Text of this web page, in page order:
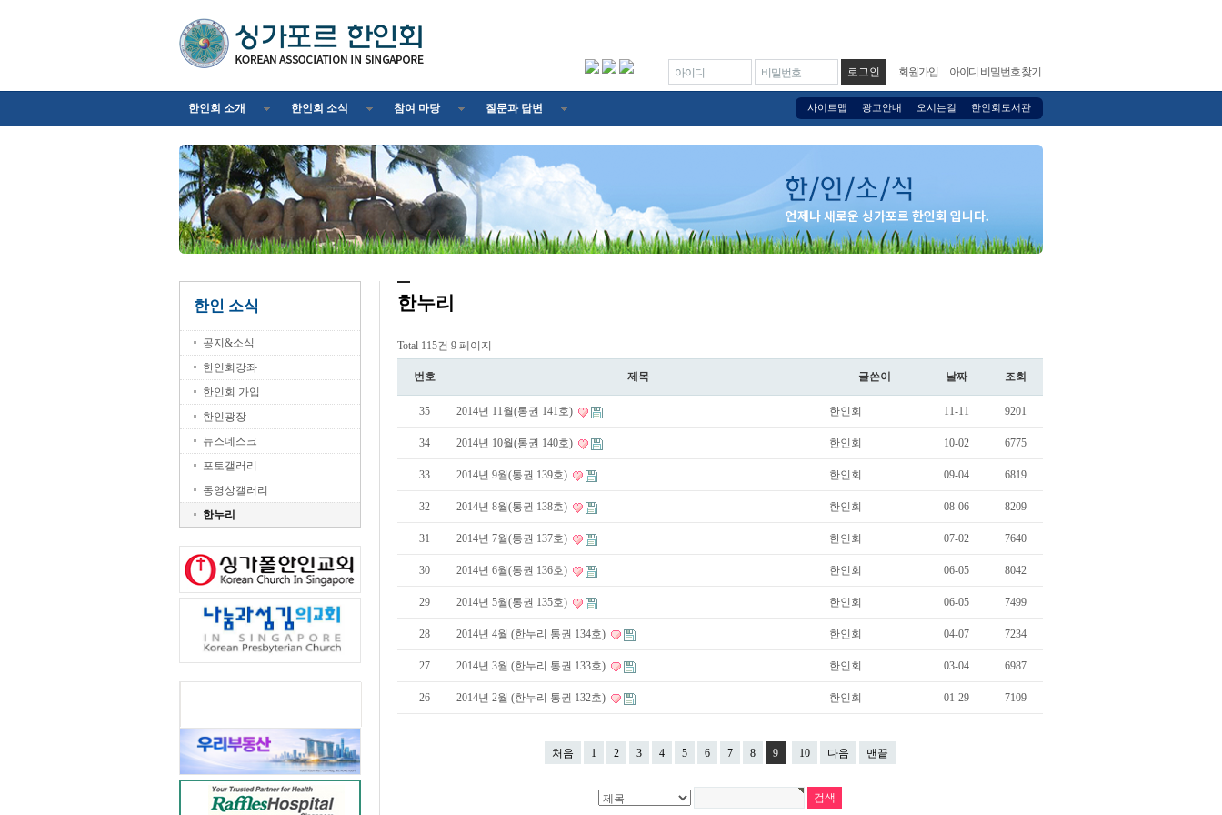
아이디 비밀번호 회원가입 아이디 비밀번호 찾기
사이트맵 광고안내 오시는길 한인회도서관
한인회 소개 한인회 소식 참여 마당 질문과 답변
한인 소식
공지&소식
한인회강좌
한인회 가입
한인광장
뉴스데스크
포토갤러리
동영상갤러리
한누리
한누리
Total 115건 9 페이지
번호 제목 글쓴이 날짜 조회
35 2014년 11월(통권 141호) 한인회 11-11 9201
34 2014년 10월(통권 140호) 한인회 10-02 6775
33 2014년 9월(통권 139호) 한인회 09-04 6819
32 2014년 8월(통권 138호) 한인회 08-06 8209
31 2014년 7월(통권 137호) 한인회 07-02 7640
30 2014년 6월(통권 136호) 한인회 06-05 8042
29 2014년 5월(통권 135호) 한인회 06-05 7499
28 2014년 4월 (한누리 통권 134호) 한인회 04-07 7234
27 2014년 3월 (한누리 통권 133호) 한인회 03-04 6987
26 2014년 2월 (한누리 통권 132호) 한인회 01-29 7109
처음 1 2 3 4 5 6 7 8 9 10 다음 맨끝